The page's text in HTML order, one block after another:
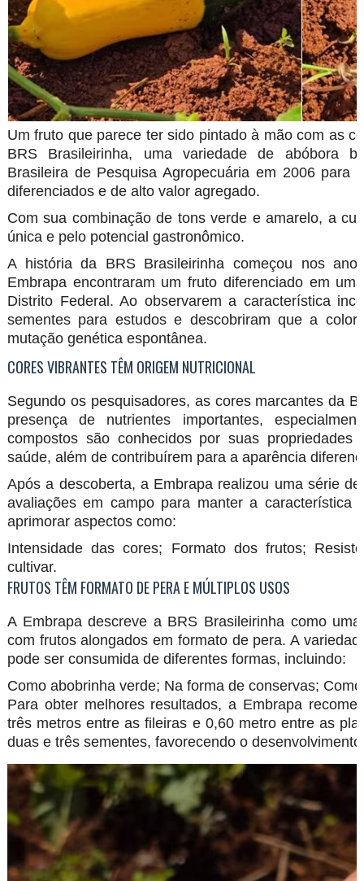
Um fruto que parece ter sido pintado à mão com as
BRS Brasileirinha, uma variedade de abóbora
Brasileira de Pesquisa Agropecuária em 2006 para
diferenciados e de alto valor agregado.
Com sua combinação de tons verde e amarelo, a
única e pelo potencial gastronômico.
A história da BRS Brasileirinha começou nos
Embrapa encontraram um fruto diferenciado em
Distrito Federal. Ao observarem a característica
sementes para estudos e descobriram que a
mutação genética espontânea.
CORES VIBRANTES TÊM ORIGEM NUTRICIONAL
Segundo os pesquisadores, as cores marcantes da
presença de nutrientes importantes,
compostos são conhecidos por suas
saúde, além de contribuírem para a aparência
Após a descoberta, a Embrapa realizou uma série
avaliações em campo para manter a característica
aprimorar aspectos como:
Intensidade das cores; Formato dos frutos;
cultivar.
FRUTOS TÊM FORMATO DE PERA E MÚLTIPLOS USOS
A Embrapa descreve a BRS Brasileirinha como
com frutos alongados em formato de pera. A
pode ser consumida de diferentes formas, incluindo:
Como abobrinha verde; Na forma de conservas;
Para obter melhores resultados, a Embrapa
três metros entre as fileiras e 0,60 metro entre as
duas e três sementes, favorecendo o